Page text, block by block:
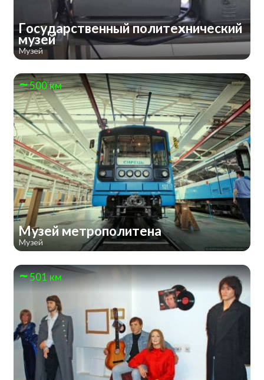
Государственный политехнический
музей
Музей
500 км
Музей метрополитена
Музей
501 км